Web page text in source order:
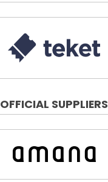
OFFICIAL SUPPLIERS